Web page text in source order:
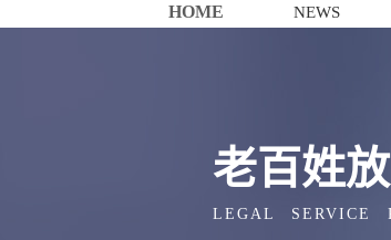
HOME
NEWS
老百姓
LEGAL SERVICE